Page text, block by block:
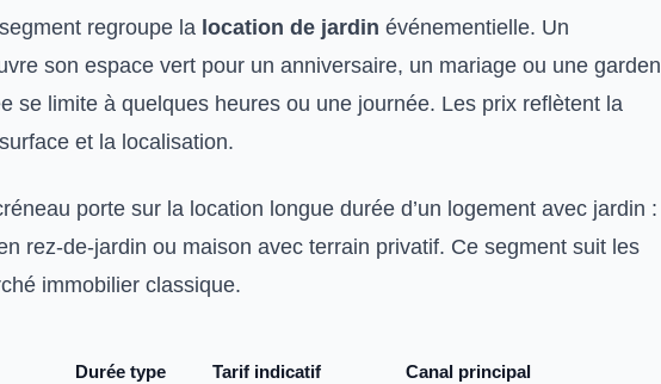
regroupe la location de jardin événementielle. Un
son espace vert pour un anniversaire, un mariage ou une garden
se limite à quelques heures ou une journée. Les prix reflètent la
et la localisation.
porte sur la location longue durée d’un logement avec jardin :
rez-de-jardin ou maison avec terrain privatif. Ce segment suit les
immobilier classique.
Durée type Tarif indicatif Canal principal